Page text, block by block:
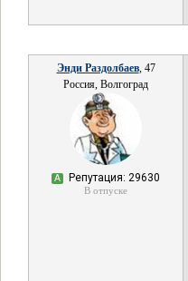
Энди Раздолбаев, 47
Россия, Волгоград
А Репутация: 29630
В отпуске